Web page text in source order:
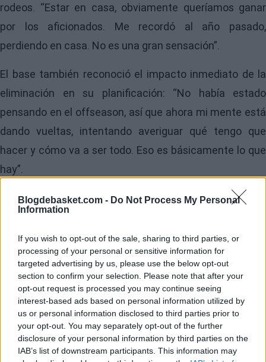
Blogdebasket.com - Do Not Process My Personal
Information
If you wish to opt-out of the sale, sharing to third parties, or
processing of your personal or sensitive information for
targeted advertising by us, please use the below opt-out
section to confirm your selection. Please note that after your
opt-out request is processed you may continue seeing
interest-based ads based on personal information utilized by
us or personal information disclosed to third parties prior to
your opt-out. You may separately opt-out of the further
disclosure of your personal information by third parties on the
IAB’s list of downstream participants. This information may
rodeos. “Estar en casa, obviamente queríamos ganar
por los aficionados. Me recordó al año pasado,
perdiendo en casa. No es una gran sensación”.
El base también reconoció el impacto inmediato de la
eliminación en su planificación: “No había estado
pensando en el offseason, así que ahora mi mente está
dando vueltas, intentando averiguar qué tengo que
hacer y cómo va a ser todo. Eso es básicamente lo que
hay”.
Pese al golpe, Cunningham intentó poner en
perspectiva la temporada de los
este punto como primeros cabezas de serie.
“Obviamente, es una serie decepcionante. No hicimos
lo suficiente de las cosas correctas para ganarla”,
explicó. “Pero fuimos el número 1 por una razón.
Ganamos muchos partidos este año. Jugamos un gran
baloncesto y establecimos una identidad que no
teníamos desde hace mucho tiempo”.